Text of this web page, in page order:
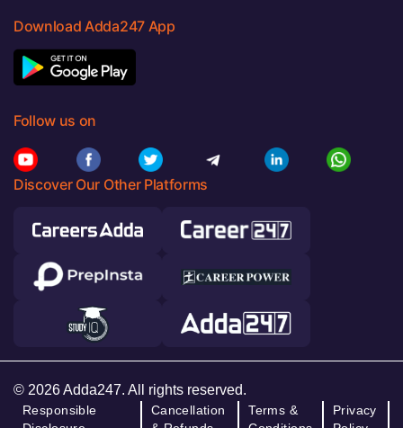
Download Adda247 App
Follow us on
Discover Our Other Platforms
© 2026 Adda247. All rights reserved.
Responsible
Cancellation
Terms &
Privacy